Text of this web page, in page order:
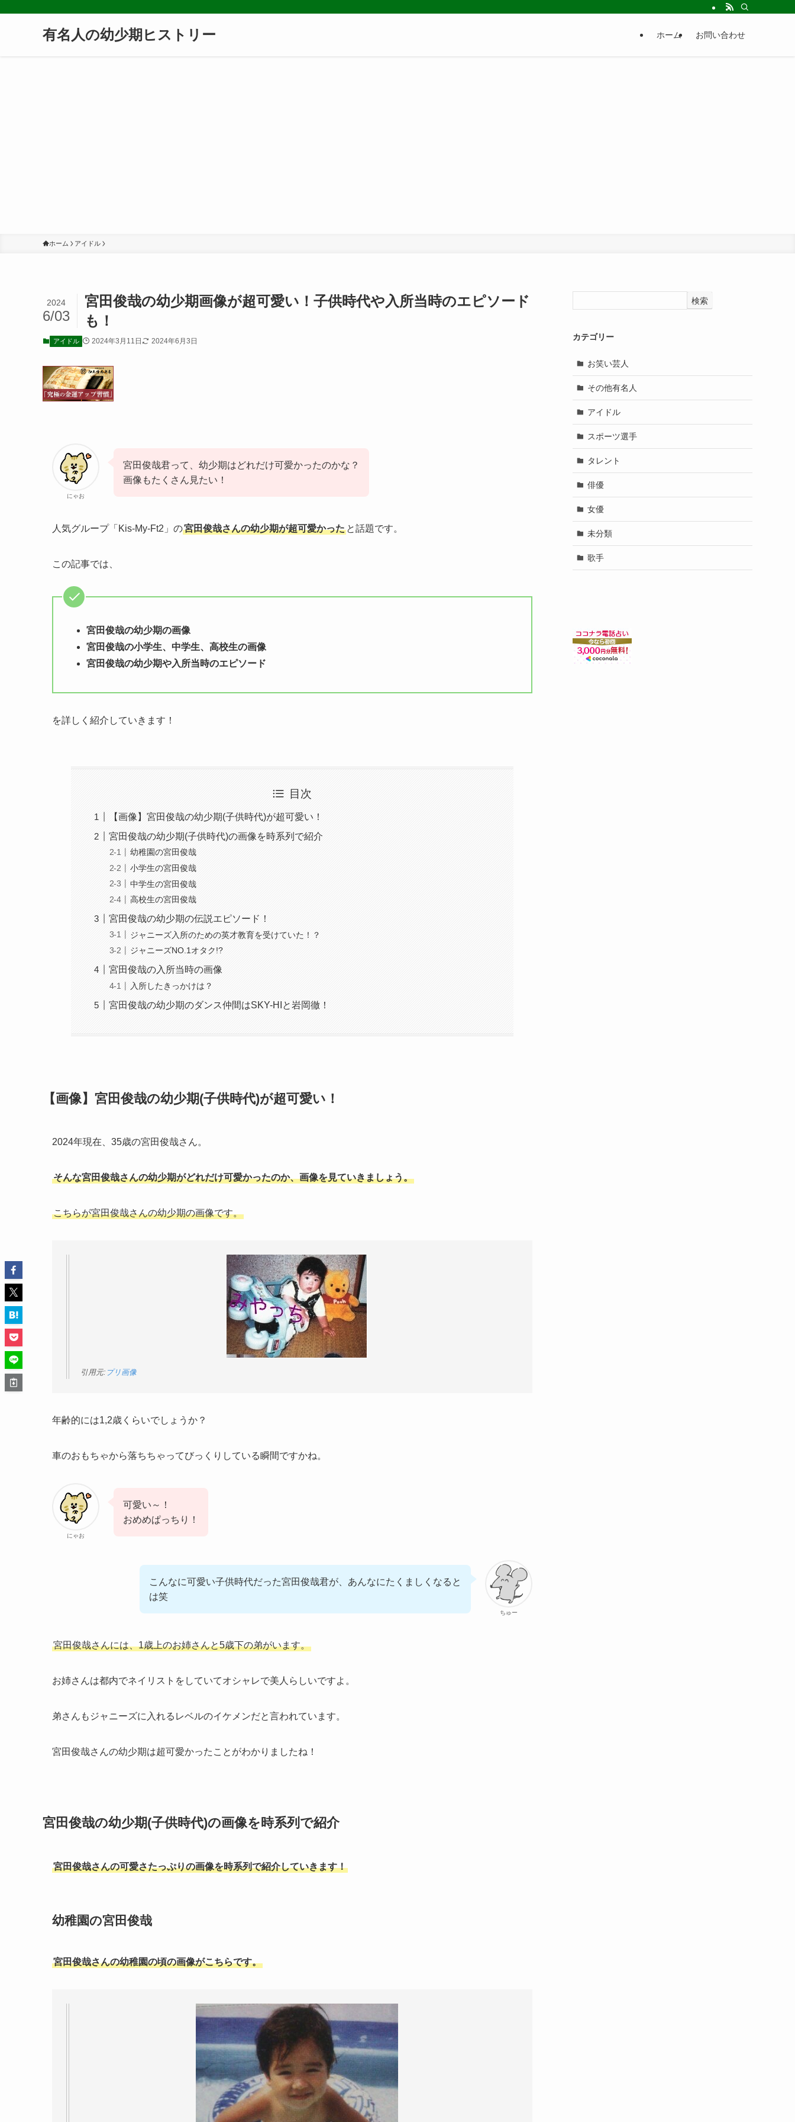
有名人の幼少期ヒストリー ホーム お問い合わせ
ホーム アイドル
宮田俊哉の幼少期画像が超可愛い！子供時代や入所当時のエピソード
も！
2024
6/03
アイドル 2024年3月11日 2024年6月3日
にゃお
宮田俊哉君って、幼少期はどれだけ可愛かったのかな？
画像もたくさん見たい！
人気グループ「Kis-My-Ft2」の宮田俊哉さんの幼少期が超可愛かった と話題です。
この記事では、
宮田俊哉の幼少期の画像
宮田俊哉の小学生、中学生、高校生の画像
宮田俊哉の幼少期や入所当時のエピソード
を詳しく紹介していきます！
目次
【画像】宮田俊哉の幼少期(子供時代)が超可愛い！
宮田俊哉の幼少期(子供時代)の画像を時系列で紹介
幼稚園の宮田俊哉
小学生の宮田俊哉
中学生の宮田俊哉
高校生の宮田俊哉
宮田俊哉の幼少期の伝説エピソード！
ジャニーズ入所のための英才教育を受けていた！？
ジャニーズNO.1オタク!?
宮田俊哉の入所当時の画像
入所したきっかけは？
宮田俊哉の幼少期のダンス仲間はSKY-HIと岩岡徹！
【画像】宮田俊哉の幼少期(子供時代)が超可愛い！
2024年現在、35歳の宮田俊哉さん。
そんな宮田俊哉さんの幼少期がどれだけ可愛かったのか、画像を見ていきましょう。
こちらが宮田俊哉さんの幼少期の画像です。
引用元: プリ画像
年齢的には1,2歳くらいでしょうか？
車のおもちゃから落ちちゃってびっくりしている瞬間ですかね。
にゃお
可愛い～！
おめめぱっちり！
ちゅー
こんなに可愛い子供時代だった宮田俊哉君が、あんなにたくましくなると
は笑
宮田俊哉さんには、1歳上のお姉さんと5歳下の弟がいます。
お姉さんは都内でネイリストをしていてオシャレで美人らしいですよ。
弟さんもジャニーズに入れるレベルのイケメンだと言われています。
宮田俊哉さんの幼少期は超可愛かったことがわかりましたね！
宮田俊哉の幼少期(子供時代)の画像を時系列で紹介
宮田俊哉さんの可愛さたっぷりの画像を時系列で紹介していきます！
幼稚園の宮田俊哉
宮田俊哉さんの幼稚園の頃の画像がこちらです。
検索
カテゴリー
お笑い芸人
その他有名人
アイドル
スポーツ選手
タレント
俳優
女優
未分類
歌手